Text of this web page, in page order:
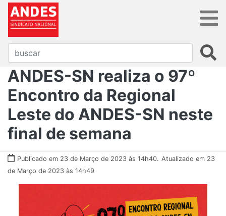
ANDES-SN realiza o 97º
Encontro da Regional
Leste do ANDES-SN neste
final de semana
Publicado em 23 de Março de 2023 às 14h40. Atualizado em 23
de Março de 2023 às 14h49